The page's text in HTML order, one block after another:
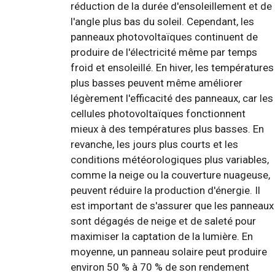
réduction de la durée d'ensoleillement et de
l'angle plus bas du soleil. Cependant, les
panneaux photovoltaïques continuent de
produire de l'électricité même par temps
froid et ensoleillé. En hiver, les températures
plus basses peuvent même améliorer
légèrement l'efficacité des panneaux, car les
cellules photovoltaïques fonctionnent
mieux à des températures plus basses. En
revanche, les jours plus courts et les
conditions météorologiques plus variables,
comme la neige ou la couverture nuageuse,
peuvent réduire la production d'énergie. Il
est important de s'assurer que les panneaux
sont dégagés de neige et de saleté pour
maximiser la captation de la lumière. En
moyenne, un panneau solaire peut produire
environ 50 % à 70 % de son rendement